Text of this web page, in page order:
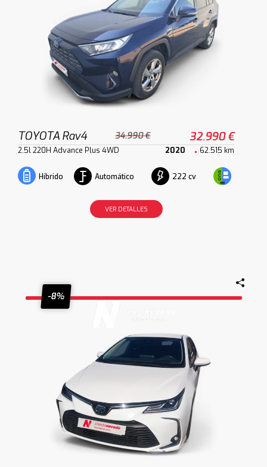
TOYOTA Rav4 34.990 € 32.990 €
2.5l 220H Advance Plus 4WD 2020 62.515 km
Híbrido Automático 222 cv
VER DETALLES
-8%